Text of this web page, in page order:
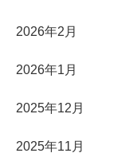
2026年2月
2026年1月
2025年12月
2025年11月